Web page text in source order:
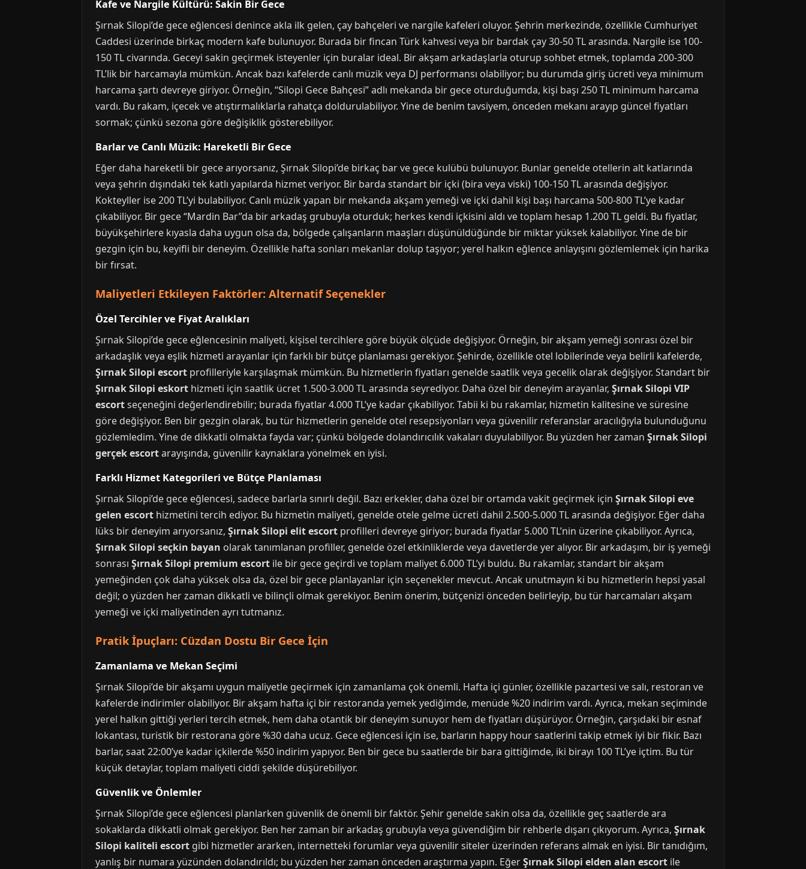
Kafe ve Nargile Kültürü: Sakin Bir Gece
Şırnak Silopi’de gece eğlencesi denince akla ilk gelen, çay bahçeleri ve nargile kafeleri oluyor. Şehrin merkezinde, özellikle Cumhuriyet
Caddesi üzerinde birkaç modern kafe bulunuyor. Burada bir fincan Türk kahvesi veya bir bardak çay 30-50 TL arasında. Nargile ise 100-
150 TL civarında. Geceyi sakin geçirmek isteyenler için buralar ideal. Bir akşam arkadaşlarla oturup sohbet etmek, toplamda 200-300
TL’lik bir harcamayla mümkün. Ancak bazı kafelerde canlı müzik veya DJ performansı olabiliyor; bu durumda giriş ücreti veya minimum
harcama şartı devreye giriyor. Örneğin, “Silopi Gece Bahçesi” adlı mekanda bir gece oturduğumda, kişi başı 250 TL minimum harcama
vardı. Bu rakam, içecek ve atıştırmalıklarla rahatça doldurulabiliyor. Yine de benim tavsiyem, önceden mekanı arayıp güncel fiyatları
sormak; çünkü sezona göre değişiklik gösterebiliyor.
Barlar ve Canlı Müzik: Hareketli Bir Gece
Eğer daha hareketli bir gece arıyorsanız, Şırnak Silopi’de birkaç bar ve gece kulübü bulunuyor. Bunlar genelde otellerin alt katlarında
veya şehrin dışındaki tek katlı yapılarda hizmet veriyor. Bir barda standart bir içki (bira veya viski) 100-150 TL arasında değişiyor.
Kokteyller ise 200 TL’yi bulabiliyor. Canlı müzik yapan bir mekanda akşam yemeği ve içki dahil kişi başı harcama 500-800 TL’ye kadar
çıkabiliyor. Bir gece “Mardin Bar”da bir arkadaş grubuyla oturduk; herkes kendi içkisini aldı ve toplam hesap 1.200 TL geldi. Bu fiyatlar,
büyükşehirlere kıyasla daha uygun olsa da, bölgede çalışanların maaşları düşünüldüğünde bir miktar yüksek kalabiliyor. Yine de bir
gezgin için bu, keyifli bir deneyim. Özellikle hafta sonları mekanlar dolup taşıyor; yerel halkın eğlence anlayışını gözlemlemek için harika
bir fırsat.
Maliyetleri Etkileyen Faktörler: Alternatif Seçenekler
Özel Tercihler ve Fiyat Aralıkları
Şırnak Silopi’de gece eğlencesinin maliyeti, kişisel tercihlere göre büyük ölçüde değişiyor. Örneğin, bir akşam yemeği sonrası özel bir
arkadaşlık veya eşlik hizmeti arayanlar için farklı bir bütçe planlaması gerekiyor. Şehirde, özellikle otel lobilerinde veya belirli kafelerde,
Şırnak Silopi escort profilleriyle karşılaşmak mümkün. Bu hizmetlerin fiyatları genelde saatlik veya gecelik olarak değişiyor. Standart bir
Şırnak Silopi eskort hizmeti için saatlik ücret 1.500-3.000 TL arasında seyrediyor. Daha özel bir deneyim arayanlar, Şırnak Silopi VIP
escortseçeneğini değerlendirebilir; burada fiyatlar 4.000 TL’ye kadar çıkabiliyor. Tabii ki bu rakamlar, hizmetin kalitesine ve süresine
göre değişiyor. Ben bir gezgin olarak, bu tür hizmetlerin genelde otel resepsiyonları veya güvenilir referanslar aracılığıyla bulunduğunu
gözlemledim. Yine de dikkatli olmakta fayda var; çünkü bölgede dolandırıcılık vakaları duyulabiliyor. Bu yüzden her zaman Şırnak Silopi
gerçek escortarayışında, güvenilir kaynaklara yönelmek en iyisi.
Farklı Hizmet Kategorileri ve Bütçe Planlaması
Şırnak Silopi’de gece eğlencesi, sadece barlarla sınırlı değil. Bazı erkekler, daha özel bir ortamda vakit geçirmek için Şırnak Silopi eve
gelen escort hizmetini tercih ediyor. Bu hizmetin maliyeti, genelde otele gelme ücreti dahil 2.500-5.000 TL arasında değişiyor. Eğer daha
lüks bir deneyim arıyorsanız, Şırnak Silopi elit escort profilleri devreye giriyor; burada fiyatlar 5.000 TL’nin üzerine çıkabiliyor. Ayrıca,
Şırnak Silopi seçkin bayan olarak tanımlanan profiller, genelde özel etkinliklerde veya davetlerde yer alıyor. Bir arkadaşım, bir iş yemeği
sonrası Şırnak Silopi premium escort ile bir gece geçirdi ve toplam maliyet 6.000 TL’yi buldu. Bu rakamlar, standart bir akşam
yemeğinden çok daha yüksek olsa da, özel bir gece planlayanlar için seçenekler mevcut. Ancak unutmayın ki bu hizmetlerin hepsi yasal
değil; o yüzden her zaman dikkatli ve bilinçli olmak gerekiyor. Benim önerim, bütçenizi önceden belirleyip, bu tür harcamaları akşam
yemeği ve içki maliyetinden ayrı tutmanız.
Pratik İpuçları: Cüzdan Dostu Bir Gece İçin
Zamanlama ve Mekan Seçimi
Şırnak Silopi’de bir akşamı uygun maliyetle geçirmek için zamanlama çok önemli. Hafta içi günler, özellikle pazartesi ve salı, restoran ve
kafelerde indirimler olabiliyor. Bir akşam hafta içi bir restoranda yemek yediğimde, menüde %20 indirim vardı. Ayrıca, mekan seçiminde
yerel halkın gittiği yerleri tercih etmek, hem daha otantik bir deneyim sunuyor hem de fiyatları düşürüyor. Örneğin, çarşıdaki bir esnaf
lokantası, turistik bir restorana göre %30 daha ucuz. Gece eğlencesi için ise, barların happy hour saatlerini takip etmek iyi bir fikir. Bazı
barlar, saat 22:00’ye kadar içkilerde %50 indirim yapıyor. Ben bir gece bu saatlerde bir bara gittiğimde, iki birayı 100 TL’ye içtim. Bu tür
küçük detaylar, toplam maliyeti ciddi şekilde düşürebiliyor.
Güvenlik ve Önlemler
Şırnak Silopi’de gece eğlencesi planlarken güvenlik de önemli bir faktör. Şehir genelde sakin olsa da, özellikle geç saatlerde ara
sokaklarda dikkatli olmak gerekiyor. Ben her zaman bir arkadaş grubuyla veya güvendiğim bir rehberle dışarı çıkıyorum. Ayrıca, Şırnak
Silopi kaliteli escort gibi hizmetler ararken, internetteki forumlar veya güvenilir siteler üzerinden referans almak en iyisi. Bir tanıdığım,
yanlış bir numara yüzünden dolandırıldı; bu yüzden her zaman önceden araştırma yapın. EğerŞırnak Silopi elden alan escort ile